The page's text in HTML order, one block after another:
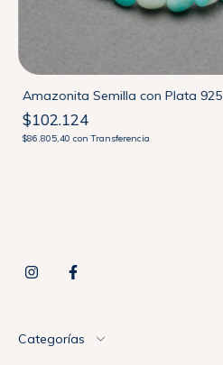
Amazonita Semilla con Plata 925
$102.124
$86.805,40con Transferencia
Categorías